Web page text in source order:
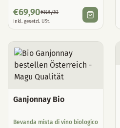
€69,90€88,90
inkl. gesetzl. USt.
Ganjonnay Bio
Bevanda mista di vino biologico